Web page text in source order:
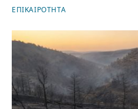
ΕΠΙΚΑΙΡΟΤΗΤΑ